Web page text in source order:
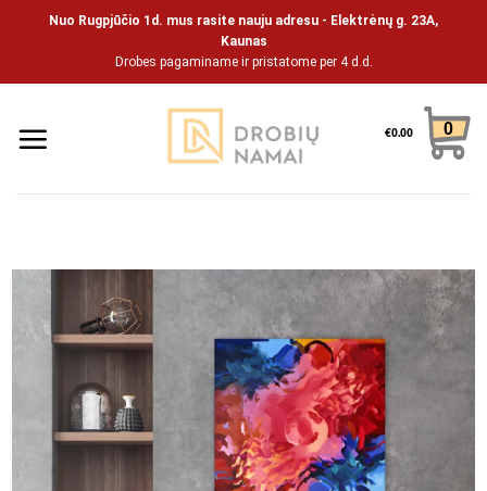
Nuo Rugpjūčio 1d. mus rasite nauju adresu - Elektrėnų g. 23A,
Kaunas
Drobes pagaminame ir pristatome per 4 d.d.
€0.00 0